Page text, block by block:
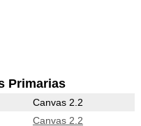
Primarias
Canvas 2.2
Canvas 2.2